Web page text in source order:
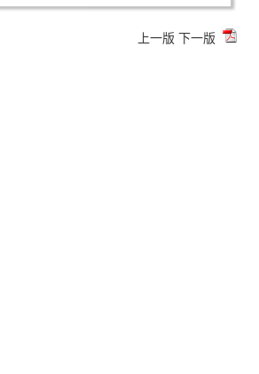
上一版 下一版